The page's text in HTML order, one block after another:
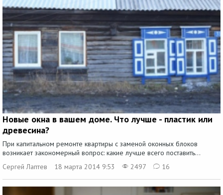
Новые окна в вашем доме. Что лучше - пластик или
древесина?
При капитальном ремонте квартиры с заменой оконных блоков
возникает закономерный вопрос: какие лучше всего поставить...
Сергей Лаптев
18 марта 2014 9:53 2497 16